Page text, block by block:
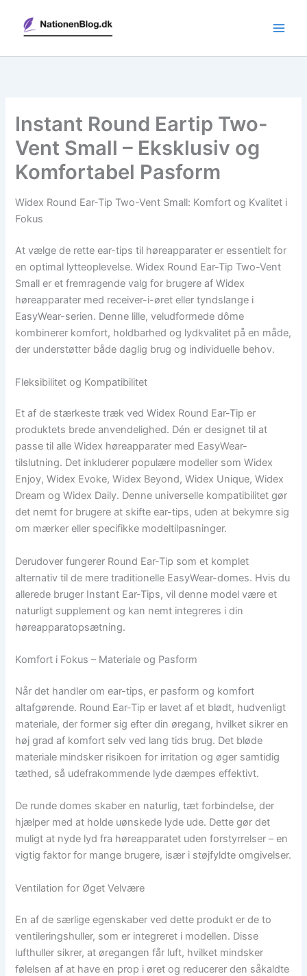
indholdet
Instant Round Eartip Two-
Vent Small – Eksklusiv og
Komfortabel Pasform
Widex Round Ear-Tip Two-Vent Small: Komfort og Kvalitet i
Fokus
At vælge de rette ear-tips til høreapparater er essentielt for
en optimal lytteoplevelse. Widex Round Ear-Tip Two-Vent
Small er et fremragende valg for brugere af Widex
høreapparater med receiver-i-øret eller tyndslange i
EasyWear-serien. Denne lille, veludformede dôme
kombinerer komfort, holdbarhed og lydkvalitet på en måde,
der understøtter både daglig brug og individuelle behov.
Fleksibilitet og Kompatibilitet
Et af de stærkeste træk ved Widex Round Ear-Tip er
produktets brede anvendelighed. Dén er designet til at
passe til alle Widex høreapparater med EasyWear-
tilslutning. Det inkluderer populære modeller som Widex
Enjoy, Widex Evoke, Widex Beyond, Widex Unique, Widex
Dream og Widex Daily. Denne universelle kompatibilitet gør
det nemt for brugere at skifte ear-tips, uden at bekymre sig
om mærker eller specifikke modeltilpasninger.
Derudover fungerer Round Ear-Tip som et komplet
alternativ til de mere traditionelle EasyWear-domes. Hvis du
allerede bruger Instant Ear-Tips, vil denne model være et
naturligt supplement og kan nemt integreres i din
høreapparatopsætning.
Komfort i Fokus – Materiale og Pasform
Når det handler om ear-tips, er pasform og komfort
altafgørende. Round Ear-Tip er lavet af et blødt, hudvenligt
materiale, der former sig efter din øregang, hvilket sikrer en
høj grad af komfort selv ved lang tids brug. Det bløde
materiale mindsker risikoen for irritation og øger samtidig
tæthed, så udefrakommende lyde dæmpes effektivt.
De runde domes skaber en naturlig, tæt forbindelse, der
hjælper med at holde uønskede lyde ude. Dette gør det
muligt at nyde lyd fra høreapparatet uden forstyrrelser – en
vigtig faktor for mange brugere, især i støjfyldte omgivelser.
Ventilation for Øget Velvære
En af de særlige egenskaber ved dette produkt er de to
ventileringshuller, som er integreret i modellen. Disse
lufthuller sikrer, at øregangen får luft, hvilket mindsker
følelsen af at have en prop i øret og reducerer den såkaldte